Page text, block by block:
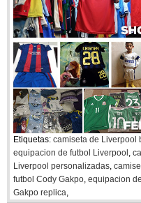
Etiquetas: camiseta de Liverpool
equipacion de futbol Liverpool ,
Liverpool personalizadas,
futbol Cody Gakpo, equipacion
Gakpo replica,